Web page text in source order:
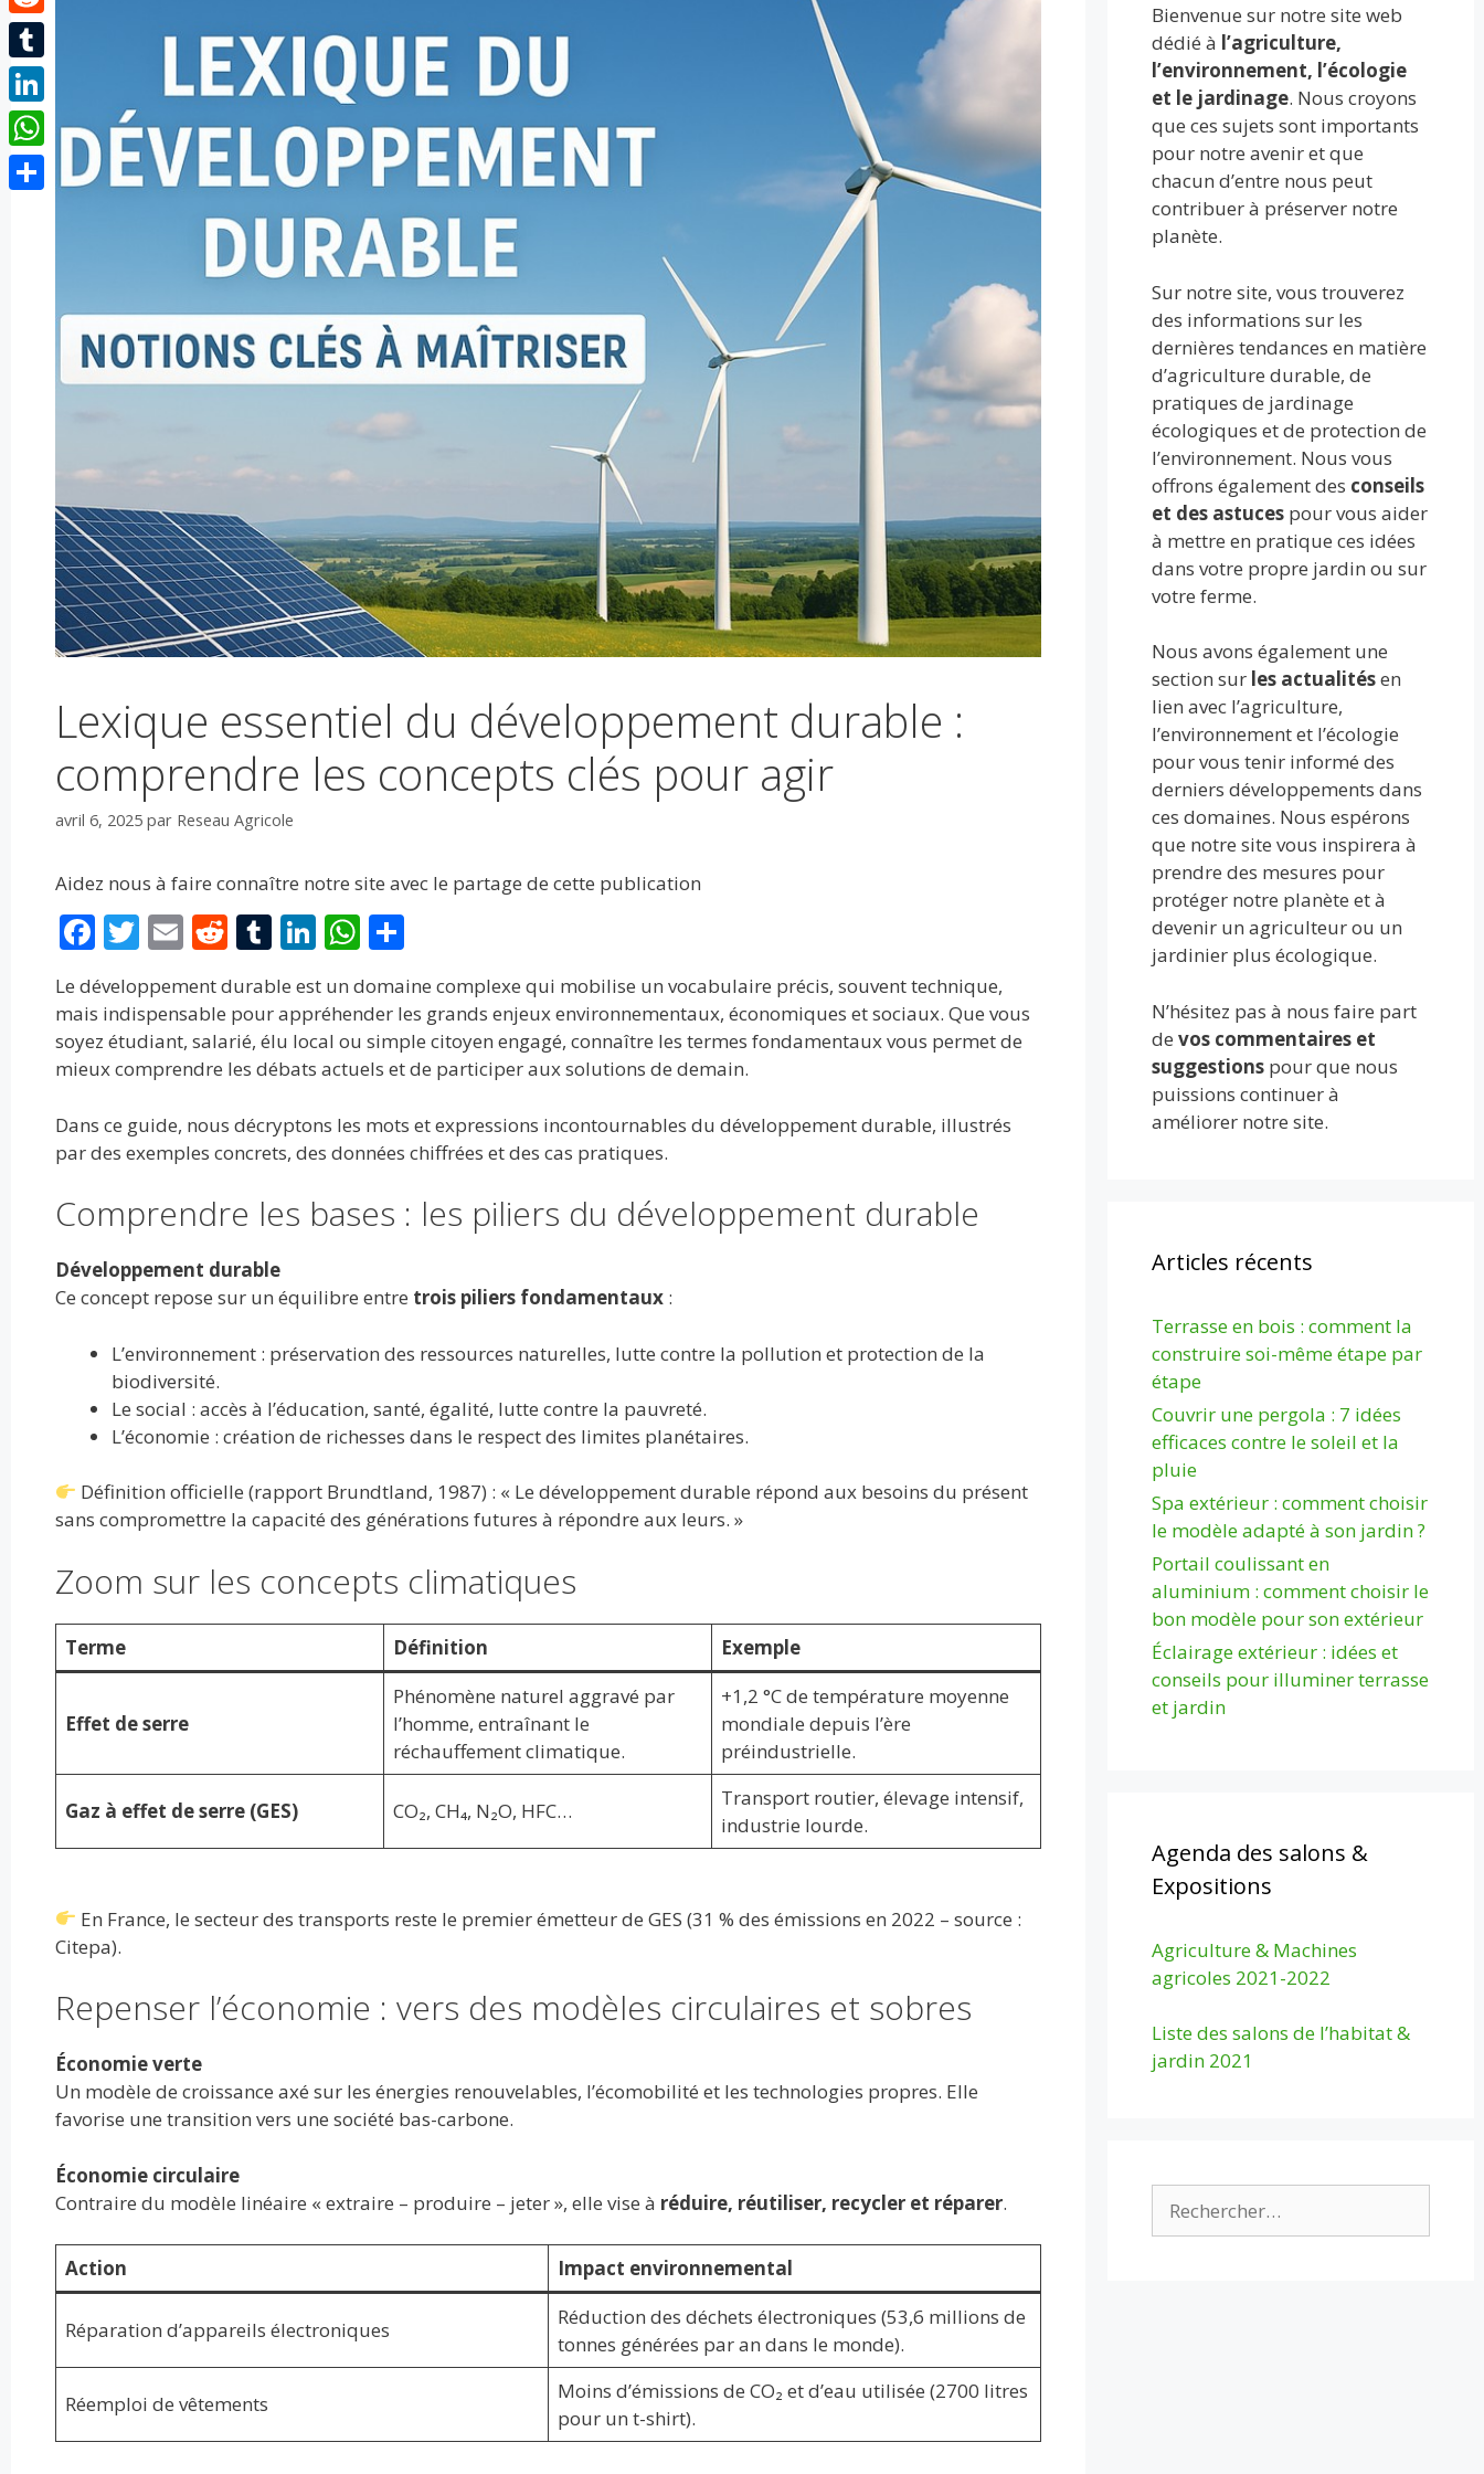
Lexique essentiel du développement durable :
comprendre les concepts clés pour agir
avril 6, 2025 par Reseau Agricole
Aidez nous à faire connaître notre site avec le partage de cette publication
F
ac
e
b
o
k
T
itt
er
E
ai
l
R
e
d
di
t
T
u
m
bl
r
Li
k
e
dI
W
h
at
s
A
p
P
ar
ta
g
er
Le développement durable est un domaine complexe qui mobilise un vocabulaire précis, souvent technique,
mais indispensable pour appréhender les grands enjeux environnementaux, économiques et sociaux. Que vous
soyez étudiant, salarié, élu local ou simple citoyen engagé, connaître les termes fondamentaux vous permet de
mieux comprendre les débats actuels et de participer aux solutions de demain.
Dans ce guide, nous décryptons les mots et expressions incontournables du développement durable, illustrés
par des exemples concrets, des données chiffrées et des cas pratiques.
Comprendre les bases : les piliers du développement durable
Développement durable
Ce concept repose sur un équilibre entre trois piliers fondamentaux:
L’environnement : préservation des ressources naturelles, lutte contre la pollution et protection de la
biodiversité.
Le social : accès à l’éducation, santé, égalité, lutte contre la pauvreté.
L’économie : création de richesses dans le respect des limites planétaires.
Définition officielle (rapport Brundtland, 1987) : « Le développement durable répond aux besoins du présent
sans compromettre la capacité des générations futures à répondre aux leurs. »
Zoom sur les concepts climatiques
Terme Définition Exemple
Effet de serre
Phénomène naturel aggravé par
l’homme, entraînant le
réchauffement climatique.
+1,2 °C de température moyenne
mondiale depuis l’ère
préindustrielle.
Gaz à effet de serre (GES) CO₂, CH₄, N₂O, HFC…
Transport routier, élevage intensif,
industrie lourde.
En France, le secteur des transports reste le premier émetteur de GES (31 % des émissions en 2022 – source :
Citepa).
Repenser l’économie : vers des modèles circulaires et sobres
Économie verte
Un modèle de croissance axé sur les énergies renouvelables, l’écomobilité et les technologies propres. Elle
favorise une transition vers une société bas-carbone.
Économie circulaire
Contraire du modèle linéaire « extraire – produire – jeter », elle vise à réduire, réutiliser, recycler et réparer.
Action Impact environnemental
Réparation d’appareils électroniques
Réduction des déchets électroniques (53,6 millions de
tonnes générées par an dans le monde).
Réemploi de vêtements
Moins d’émissions de CO₂ et d’eau utilisée (2700 litres
pour un t-shirt).
Bienvenue sur notre site web
dédié à l’agriculture,
l’environnement, l’écologie
et le jardinage. Nous croyons
que ces sujets sont importants
pour notre avenir et que
chacun d’entre nous peut
contribuer à préserver notre
planète.
Sur notre site, vous trouverez
des informations sur les
dernières tendances en matière
d’agriculture durable, de
pratiques de jardinage
écologiques et de protection de
l’environnement. Nous vous
offrons également des conseils
et des astuces pour vous aider
à mettre en pratique ces idées
dans votre propre jardin ou sur
votre ferme.
Nous avons également une
section sur les actualitésen
lien avec l’agriculture,
l’environnement et l’écologie
pour vous tenir informé des
derniers développements dans
ces domaines. Nous espérons
que notre site vous inspirera à
prendre des mesures pour
protéger notre planète et à
devenir un agriculteur ou un
jardinier plus écologique.
N’hésitez pas à nous faire part
devos commentaires et
suggestions pour que nous
puissions continuer à
améliorer notre site.
Articles récents
Terrasse en bois : comment la
construire soi-même étape par
étape
Couvrir une pergola : 7 idées
efficaces contre le soleil et la
pluie
Spa extérieur : comment choisir
le modèle adapté à son jardin ?
Portail coulissant en
aluminium : comment choisir le
bon modèle pour son extérieur
Éclairage extérieur : idées et
conseils pour illuminer terrasse
et jardin
Agenda des salons &
Expositions
Agriculture & Machines
agricoles 2021-2022
Liste des salons de l’habitat &
jardin 2021
Reddit
Tumblr
LinkedIn
WhatsApp